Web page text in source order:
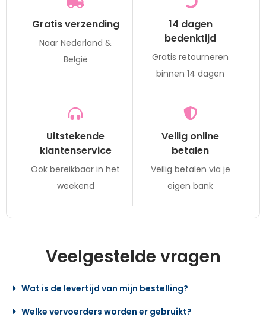
Gratis verzending
Naar Nederland &
België
14 dagen
bedenktijd
Gratis retourneren
binnen 14 dagen
Uitstekende
klantenservice
Ook bereikbaar in het
weekend
Veilig online
betalen
Veilig betalen via je
eigen bank
Veelgestelde vragen
Wat is de levertijd van mijn bestelling?
Welke vervoerders worden er gebruikt?